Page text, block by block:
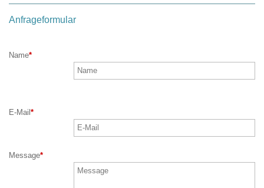
Anfrageformular
Name*
E-Mail *
Message*